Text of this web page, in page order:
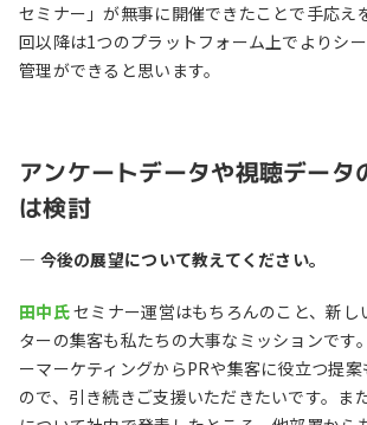
セミナー」が無事に開催できたことで手応え
回以降は1つのプラットフォーム上でよりシ
管理ができると思います。
アンケートデータや視聴データ
は検討
― 今後の展望について教えてください。
田中氏セミナー運営はもちろんのこと、新し
ターの集客も私たちの大事なミッションです
ーマーケティングからPRや集客に役立つ提
ので、引き続きご支援いただきたいです。ま